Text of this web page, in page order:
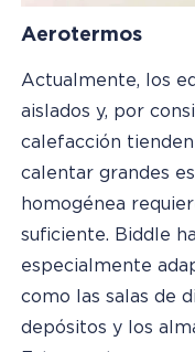
Aerotermos
Actualmente, los
aislados y, por
calefacción
calentar grandes
homogénea
suficiente. Biddle
especialmente
como las salas de
depósitos y los